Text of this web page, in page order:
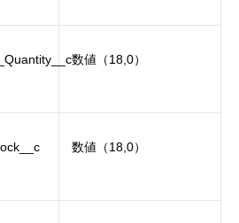
数値（18,0）
数値（18,0）